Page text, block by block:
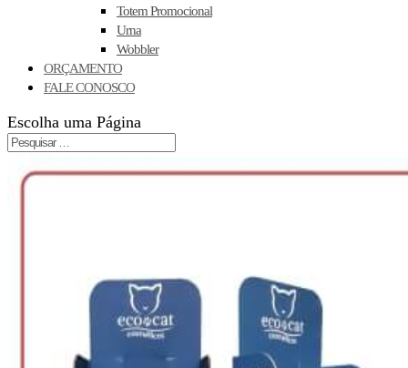
Totem Promocional
Urna
Wobbler
ORÇAMENTO
FALE CONOSCO
Escolha uma Página